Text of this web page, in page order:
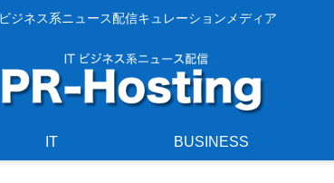
ジネス系ニュース配信キュレーションメディア
IT BUSINESS